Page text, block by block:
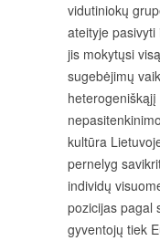
vidutiniokų
ateityje
jis mokytųsi
sugebėjimų
kultūra
pernelyg
individų
pozicijas pagal
gyventojų tiek